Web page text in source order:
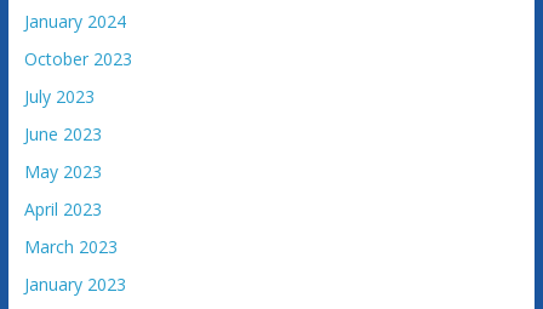
i
e
B
o
s
e
i
H
January 2024
October 2023
July 2023
June 2023
May 2023
April 2023
March 2023
January 2023